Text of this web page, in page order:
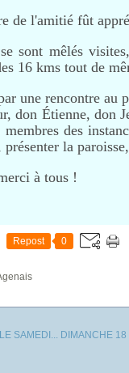
de l'amitié fût
sont mêlés
16 kms tout de
une rencontre au
don Étienne, don
des
la
à tous !
Repost 0
SAMEDI... DIMANCHE 18